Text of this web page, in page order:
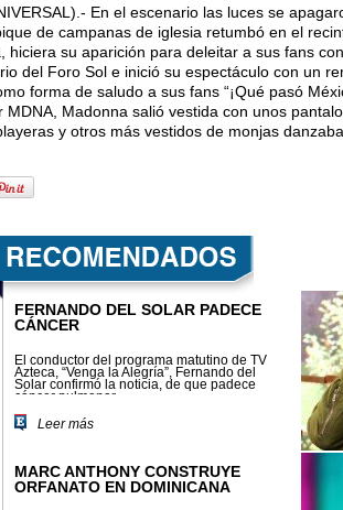
En el escenario las luces se
de campanas de iglesia retumbó en el
su aparición para deleitar a sus fans
del Foro Sol e inició su espectáculo con un
forma de saludo a sus fans “¡Qué pasó
Madonna salió vestida con unos
y otros más vestidos de monjas
FERNANDO DEL SOLAR PADECE
CÁNCER
El conductor del programa matutino de TV
Azteca, “Venga la Alegría”, Fernando del
Solar confirmó la noticia, de que padece
cáncer pulmonar.
Leer más
MARC ANTHONY CONSTRUYE
ORFANATO EN DOMINICANA